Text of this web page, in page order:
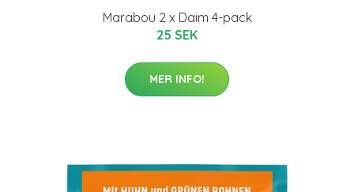
Marabou 2 x Daim 4-pack
25 SEK
MER INFO!